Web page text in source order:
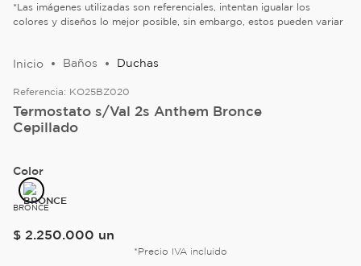
*Las imágenes utilizadas son referenciales, intentan igualar los
colores y diseños lo mejor posible, sin embargo, estos pueden variar
Baños Duchas
Referencia: KO25BZ020
Termostato s/Val 2s Anthem Bronce
Cepillado
Color
BRONCE
$ 2.250.000 un
*Precio IVA incluido